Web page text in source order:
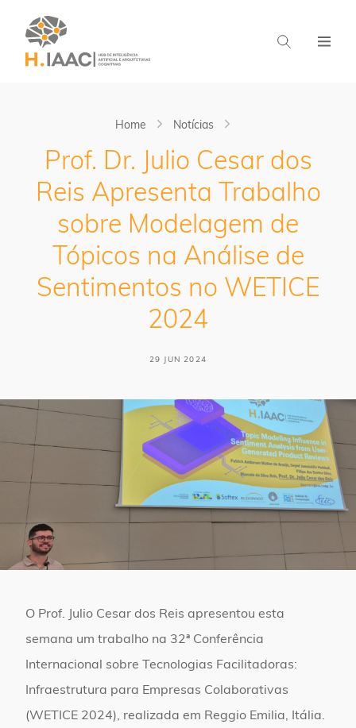
Home Notícias
Prof. Dr. Julio Cesar dos
Reis Apresenta Trabalho
sobre Modelagem de
Tópicos na Análise de
Sentimentos no WETICE
2024
29 JUN 2024
O Prof. Julio Cesar dos Reis apresentou esta
semana um trabalho na 32ª Conferência
Internacional sobre Tecnologias Facilitadoras:
Infraestrutura para Empresas Colaborativas
(WETICE 2024), realizada em Reggio Emilia, Itália.